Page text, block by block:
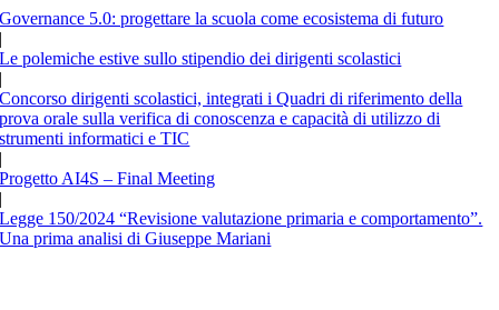
Salta
contenuto
Governance 5.0: progettare la scuola come ecosistema di futuro
|
Le polemiche estive sullo stipendio dei dirigenti scolastici
|
Concorso dirigenti scolastici, integrati i Quadri di riferimento della
prova orale sulla verifica di conoscenza e capacità di utilizzo di
strumenti informatici e TIC
|
Progetto AI4S – Final Meeting
|
Legge 150/2024 “Revisione valutazione primaria e comportamento”.
Una prima analisi di Giuseppe Mariani